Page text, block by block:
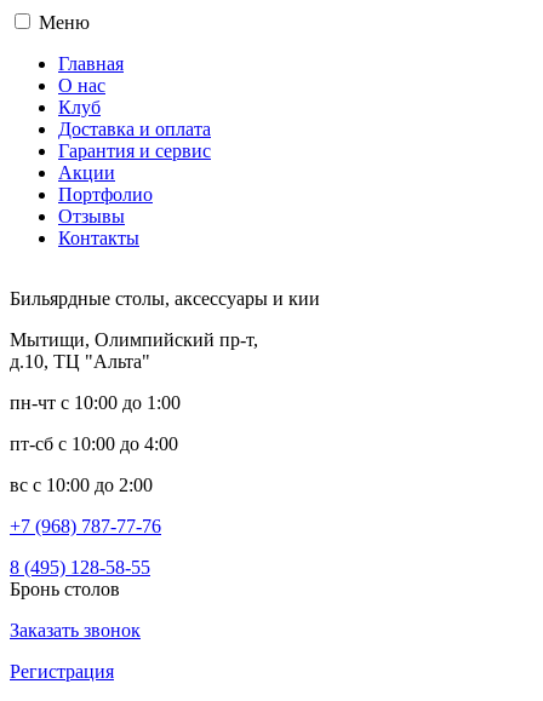
Меню
Главная
О нас
Клуб
Доставка и оплата
Гарантия и сервис
Акции
Портфолио
Отзывы
Контакты
Бильярдные столы, аксессуары и кии
Мытищи, Олимпийский пр-т,
д.10, ТЦ "Альта"
пн-чт с 10:00 до 1:00
пт-сб с 10:00 до 4:00
вс с 10:00 до 2:00
+7 (968) 787-77-76
8 (495) 128-58-55
Бронь столов
Заказать звонок
Регистрация